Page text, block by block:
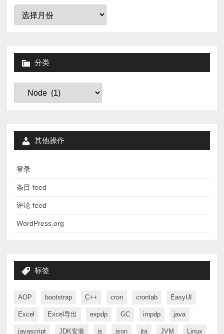
归
分类
分
其他操作
登录
条目 feed
评论 feed
WordPress.org
标签
AOP bootstrap C++ cron crontab EasyUI
Excel Excel导出 expdp GC impdp java
javascript JDK安装 js json jta JVM Linux